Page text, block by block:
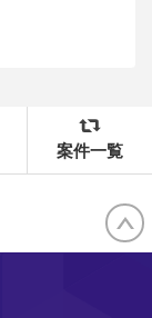
案件一覧